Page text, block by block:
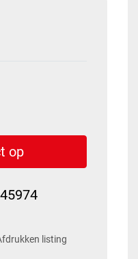
op
listing